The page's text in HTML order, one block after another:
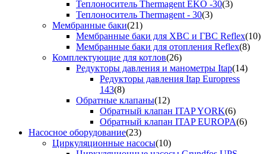
Теплоноситель Thermagent EKO -30(3)
Теплоноситель Thermagent - 30(3)
Мембранные баки(21)
Мембранные баки для ХВС и ГВС Reflex(10)
Мембранные баки для отопления Reflex(8)
Комплектующие для котлов(26)
Редукторы давления и манометры Itap(14)
Редукторы давления Itap Europress
143(8)
Обратные клапаны(12)
Обратный клапан ITAP YORK(6)
Обратный клапан ITAP EUROPA(6)
Насосное оборудование(23)
Циркуляционные насосы(10)